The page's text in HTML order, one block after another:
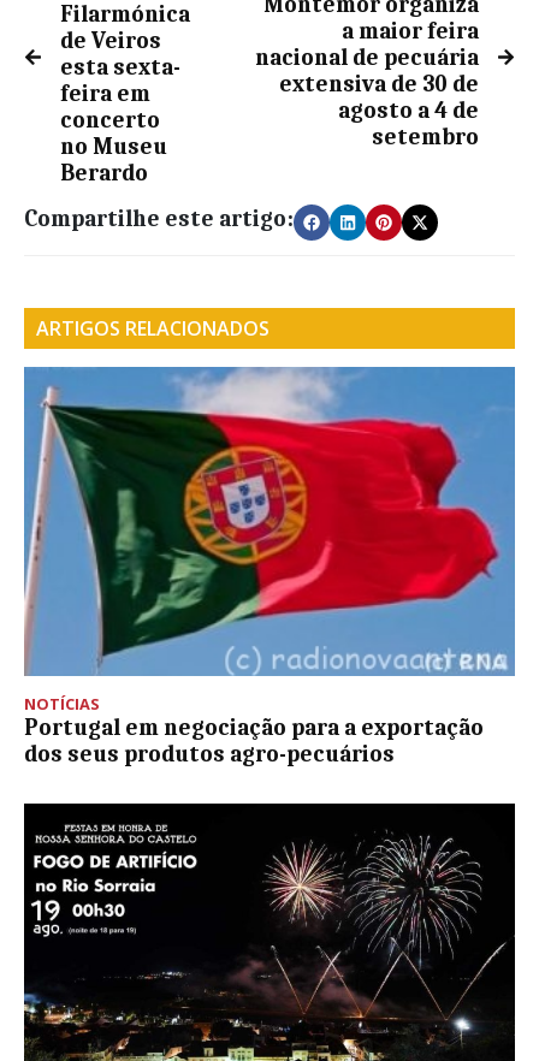
Filarmónica
de Veiros
esta sexta-
feira em
concerto
no Museu
Berardo
a maior feira
nacional de pecuária
extensiva de 30 de
agosto a 4 de
setembro
Compartilhe este artigo:
ARTIGOS RELACIONADOS
NOTÍCIAS
Portugal em negociação para a exportação
dos seus produtos agro-pecuários